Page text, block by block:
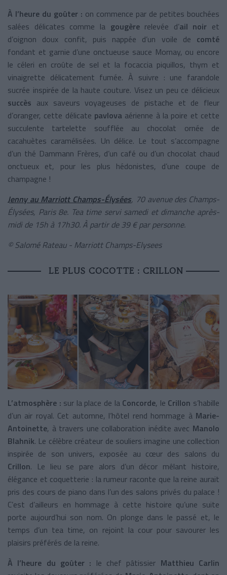
À l’heure du goûter : on commence par de petites bouchées
salées délicates comme la gougère relevée d’ail noir et
d’oignon doux confit, puis nappée d’un voile de comté
fondant et garnie d’une onctueuse sauce Mornay, ou encore
le céleri en croûte de sel et la focaccia piquillos, thym et
vinaigrette délicatement fumée. À suivre : une farandole
sucrée inspirée de la haute couture. Visez un peu ce délicieux
succès aux saveurs voyageuses de pistache et de fleur
d’oranger, cette délicate pavlova aérienne à la poire et cette
succulente tartelette soufflée au chocolat ornée de
cacahuètes caramélisées. Un délice. Le tout s’accompagne
d’un thé Dammann Frères, d’un café ou d’un chocolat chaud
onctueux et, pour les plus hédonistes, d’une coupe de
champagne !
Jenny au Marriott Champs-Élysées, 70 avenue des Champs-
Élysées, Paris 8e. Tea time servi samedi et dimanche après-
midi de 15h à 17h30. À partir de 39 € par personne.
© Salomé Rateau - Marriott Champs-Elysees
LE PLUS COCOTTE : CRILLON
L’atmosphère : sur la place de la Concorde, le Crillon s’habille
d’un air royal. Cet automne, l’hôtel rend hommage à Marie-
Antoinette, à travers une collaboration inédite avec Manolo
Blahnik. Le célèbre créateur de souliers imagine une collection
inspirée de son univers, exposée au cœur des salons du
Crillon. Le lieu se pare alors d’un décor mêlant histoire,
élégance et coquetterie : la rumeur raconte que la reine aurait
pris des cours de piano dans l’un des salons privés du palace !
C’est d’ailleurs en hommage à cette histoire qu’une suite
porte aujourd’hui son nom. On plonge dans le passé et, le
temps d’un tea time, on rejoint la cour pour savourer les
plaisirs préférés de la reine.
À l’heure du goûter : le chef pâtissier Matthieu Carlin